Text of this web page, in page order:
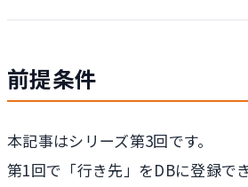
前提条件
本記事はシリーズ第3回です。
第1回で「行き先」をDBに登録で